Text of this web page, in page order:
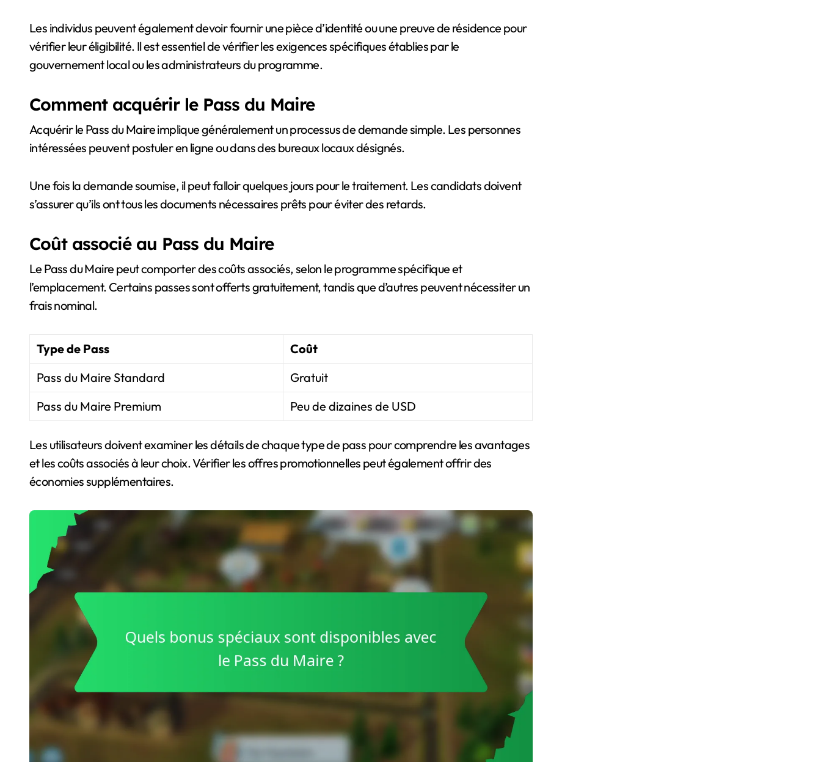
Les individus peuvent également devoir fournir une pièce d’identité ou une preuve de résidence pour
vérifier leur éligibilité. Il est essentiel de vérifier les exigences spécifiques établies par le
gouvernement local ou les administrateurs du programme.
Comment acquérir le Pass du Maire
Acquérir le Pass du Maire implique généralement un processus de demande simple. Les personnes
intéressées peuvent postuler en ligne ou dans des bureaux locaux désignés.
Une fois la demande soumise, il peut falloir quelques jours pour le traitement. Les candidats doivent
s’assurer qu’ils ont tous les documents nécessaires prêts pour éviter des retards.
Coût associé au Pass du Maire
Le Pass du Maire peut comporter des coûts associés, selon le programme spécifique et
l’emplacement. Certains passes sont offerts gratuitement, tandis que d’autres peuvent nécessiter un
frais nominal.
Type de Pass
Coût
Pass du Maire Standard
Gratuit
Pass du Maire Premium
Peu de dizaines de USD
Les utilisateurs doivent examiner les détails de chaque type de pass pour comprendre les avantages
et les coûts associés à leur choix. Vérifier les offres promotionnelles peut également offrir des
économies supplémentaires.